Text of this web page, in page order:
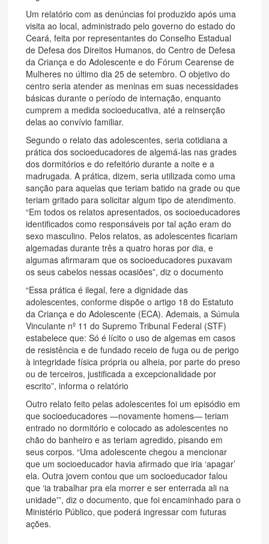
Um relatório com as denúncias foi produzido após uma
visita ao local, administrado pelo governo do estado do
Ceará, feita por representantes do Conselho Estadual
de Defesa dos Direitos Humanos, do Centro de Defesa
da Criança e do Adolescente e do Fórum Cearense de
Mulheres no último dia 25 de setembro. O objetivo do
centro seria atender as meninas em suas necessidades
básicas durante o período de internação, enquanto
cumprem a medida socioeducativa, até a reinserção
delas ao convívio familiar.
Segundo o relato das adolescentes, seria cotidiana a
prática dos socioeducadores de algemá-las nas grades
dos dormitórios e do refeitório durante a noite e a
madrugada. A prática, dizem, seria utilizada como uma
sanção para aquelas que teriam batido na grade ou que
teriam gritado para solicitar algum tipo de atendimento.
“Em todos os relatos apresentados, os socioeducadores
identificados como responsáveis por tal ação eram do
sexo masculino. Pelos relatos, as adolescentes ficariam
algemadas durante três a quatro horas por dia, e
algumas afirmaram que os socioeducadores puxavam
os seus cabelos nessas ocasiões”, diz o documento
“Essa prática é ilegal, fere a dignidade das
adolescentes, conforme dispõe o artigo 18 do Estatuto
da Criança e do Adolescente (ECA). Ademais, a Súmula
Vinculante nº 11 do Supremo Tribunal Federal (STF)
estabelece que: Só é lícito o uso de algemas em casos
de resistência e de fundado receio de fuga ou de perigo
à integridade física própria ou alheia, por parte do preso
ou de terceiros, justificada a excepcionalidade por
escrito”, informa o relatório
Outro relato feito pelas adolescentes foi um episódio em
que socioeducadores —novamente homens— teriam
entrado no dormitório e colocado as adolescentes no
chão do banheiro e as teriam agredido, pisando em
seus corpos. “Uma adolescente chegou a mencionar
que um socioeducador havia afirmado que iria ‘apagar’
ela. Outra jovem contou que um socioeducador falou
que ‘ia trabalhar pra ela morrer e ser enterrada ali na
unidade'”, diz o documento, que foi encaminhado para o
Ministério Público, que poderá ingressar com futuras
ações.